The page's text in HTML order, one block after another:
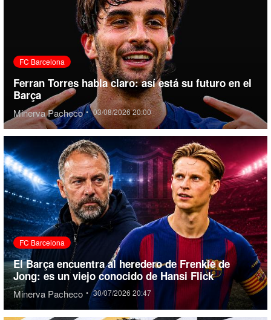
FC Barcelona
Ferran Torres habla claro: así está su futuro en el
Barça
Minerva Pacheco • 03/08/2026 20:00
FC Barcelona
El Barça encuentra al heredero de Frenkie de
Jong: es un viejo conocido de Hansi Flick
Minerva Pacheco • 30/07/2026 20:47